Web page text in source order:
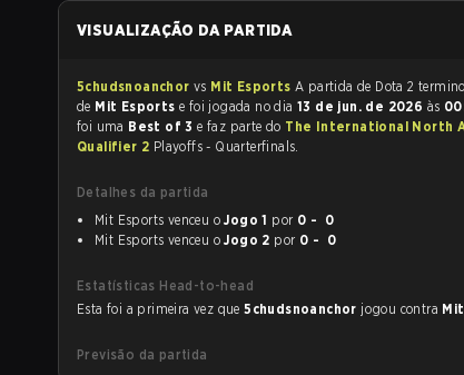
VISUALIZAÇÃO DA PARTIDA
5chudsnoanchor vs Mit Esports A partida de Dota 2
de Mit Esports e foi jogada no dia 13 de jun. de 2026 às
foi uma Best of 3e faz parte do The International North
Qualifier 2 Playoffs - Quarterfinals.
Detalhes da partida
Mit Esports venceu oJogo 1 por
0 - 0
Mit Esports venceu oJogo 2 por 0 - 0
Estatísticas Head-to-head
Esta foi a primeira vez que5chudsnoanchor jogou contra
Previsão da partida